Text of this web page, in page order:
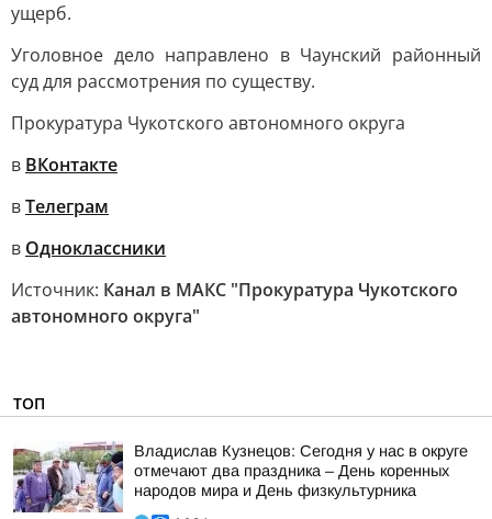
ущерб.
Уголовное дело направлено в Чаунский районный
суд для рассмотрения по существу.
Прокуратура Чукотского автономного округа
в ВКонтакте
вТелеграм
в Одноклассники
Источник: Канал в МАКС "Прокуратура Чукотского
автономного округа"
ТОП
Владислав Кузнецов: Сегодня у нас в округе
отмечают два праздника – День коренных
народов мира и День физкультурника